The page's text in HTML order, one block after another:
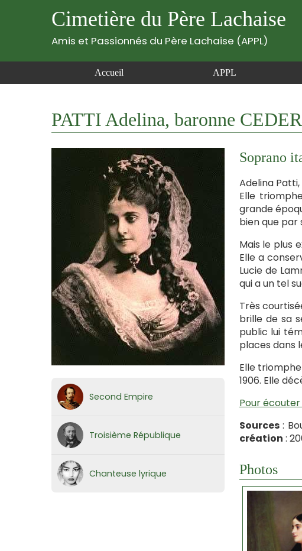
Cimetière du Père Lachaise
Amis et Passionnés du Père Lachaise (APPL)
Accueil APPL
PATTI Adelina, baronne
Second Empire
Troisième République
Chanteuse lyrique
Soprano
Adelina
Elle
grande
bien que par
Mais le plus
Elle a
Lucie de
qui a un tel
Très
brille de sa
public lui
places dans
Elle
1906. Elle
Pour écouter
Sources:
création :
Photos